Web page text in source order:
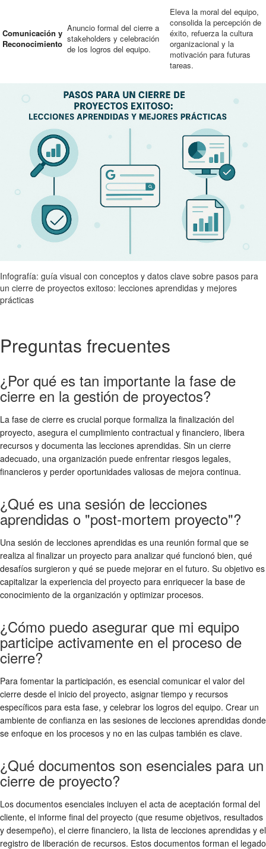
Comunicación y
Reconocimiento
Anuncio formal del cierre a
stakeholders y celebración
de los logros del equipo.
Eleva la moral del equipo,
consolida la percepción de
éxito, refuerza la cultura
organizacional y la
motivación para futuras
tareas.
Infografía: guía visual con conceptos y datos clave sobre pasos para
un cierre de proyectos exitoso: lecciones aprendidas y mejores
prácticas
Preguntas frecuentes
¿Por qué es tan importante la fase de
cierre en la gestión de proyectos?
La fase de cierre es crucial porque formaliza la finalización del
proyecto, asegura el cumplimiento contractual y financiero, libera
recursos y documenta las lecciones aprendidas. Sin un cierre
adecuado, una organización puede enfrentar riesgos legales,
financieros y perder oportunidades valiosas de mejora continua.
¿Qué es una sesión de lecciones
aprendidas o "post-mortem proyecto"?
Una sesión de lecciones aprendidas es una reunión formal que se
realiza al finalizar un proyecto para analizar qué funcionó bien, qué
desafíos surgieron y qué se puede mejorar en el futuro. Su objetivo es
capitalizar la experiencia del proyecto para enriquecer la base de
conocimiento de la organización y optimizar procesos.
¿Cómo puedo asegurar que mi equipo
participe activamente en el proceso de
cierre?
Para fomentar la participación, es esencial comunicar el valor del
cierre desde el inicio del proyecto, asignar tiempo y recursos
específicos para esta fase, y celebrar los logros del equipo. Crear un
ambiente de confianza en las sesiones de lecciones aprendidas donde
se enfoque en los procesos y no en las culpas también es clave.
¿Qué documentos son esenciales para un
cierre de proyecto?
Los documentos esenciales incluyen el acta de aceptación formal del
cliente, el informe final del proyecto (que resume objetivos, resultados
y desempeño), el cierre financiero, la lista de lecciones aprendidas y el
registro de liberación de recursos. Estos documentos forman el legado